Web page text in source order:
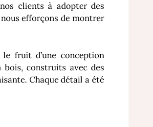
clients à adopter des
efforçons de montrer
le fruit d’une conception
construits avec des
Chaque détail a été